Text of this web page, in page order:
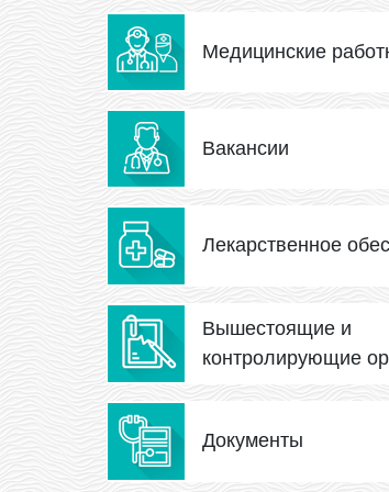
Медицинские
Вакансии
Лекарственное
Вышестоящие и
контролирующие
Документы